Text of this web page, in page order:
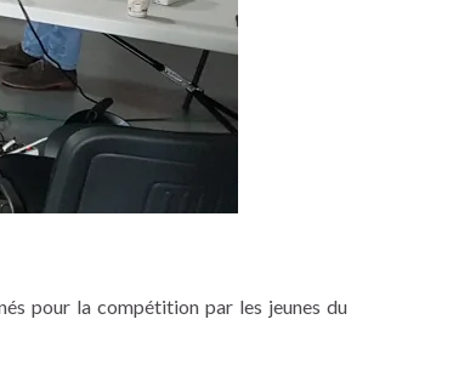
pour la compétition par les jeunes du